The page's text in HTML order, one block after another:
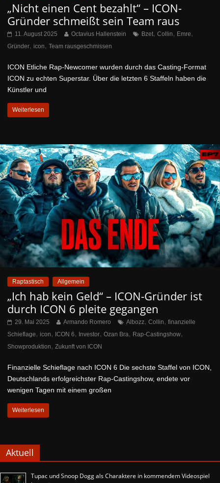
„Nicht einen Cent bezahlt“ – ICON-
Gründer schmeißt sein Team raus
11. August 2025 Octavius Hallenstein Bzet, Collin, Emre,
Gründer, icon, Team rausgeschmissen
ICON Etliche Rap-Newcomer wurden durch das Casting-Format
ICON zu echten Superstar. Über die letzten 6 Staffeln haben die
Künstler und
Weiterlesen
Raptastisch Allgemein
„Ich hab kein Geld“ – ICON-Gründer ist
durch ICON 6 pleite gegangen
29. Mai 2025 Armando Romero Albozz, Collin, finanzielle
Schieflage, icon, ICON 6, Investor, Ozan Bra, Rap-Castingshow,
Showproduktion, Zukunft von ICON
Finanzielle Schieflage nach ICON 6 Die sechste Staffel von ICON,
Deutschlands erfolgreichster Rap-Castingshow, endete vor
wenigen Tagen mit einem großen
Weiterlesen
Aktuell
Tupac und Snoop Dogg als Charaktere in kommendem Videospiel